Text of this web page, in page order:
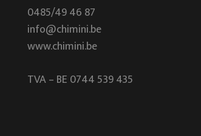
0485/49 46 87
info@chimini.be
www.chimini.be
TVA – BE 0744 539 435